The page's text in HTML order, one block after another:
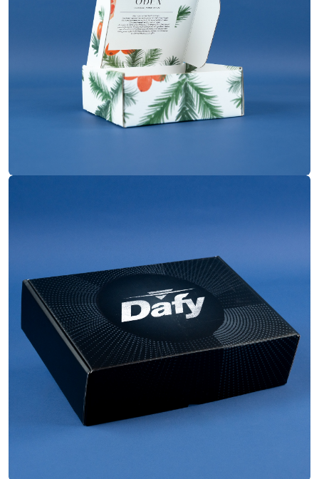
Pelliculage mat
34x25x9 cm
Impression
Quadrichromie
Finitions
Pelliculage mat